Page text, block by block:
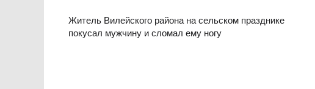
Житель Вилейского района на сельском празднике
покусал мужчину и сломал ему ногу